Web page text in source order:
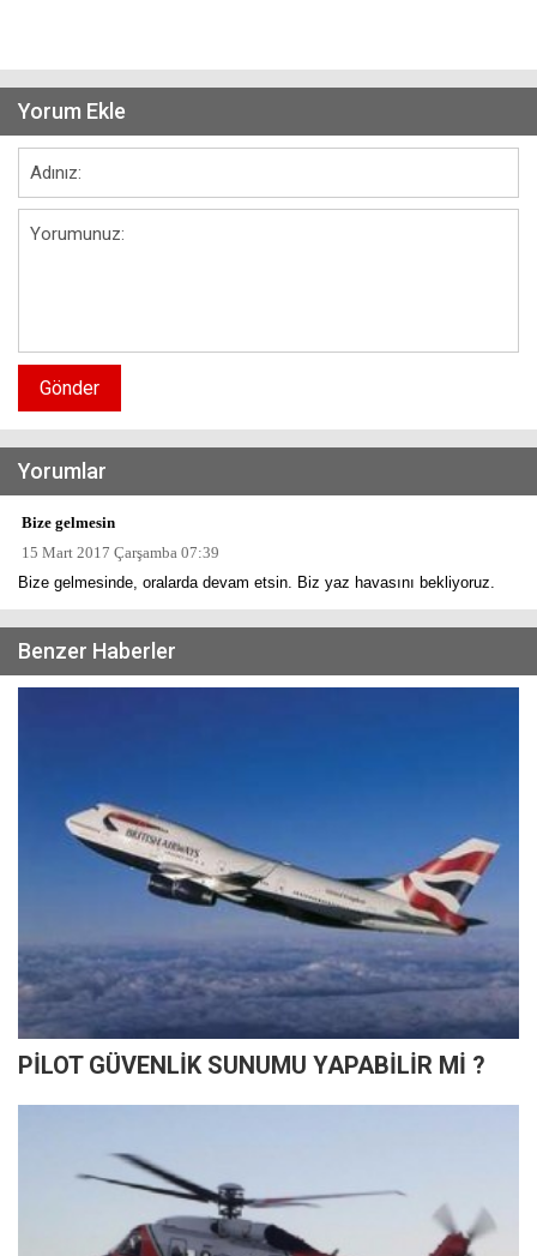
Yorum Ekle
Gönder
Yorumlar
Bize gelmesin
15 Mart 2017 Çarşamba 07:39
Bize gelmesinde, oralarda devam etsin. Biz yaz havasını bekliyoruz.
Benzer Haberler
PİLOT GÜVENLİK SUNUMU YAPABİLİR Mİ ?